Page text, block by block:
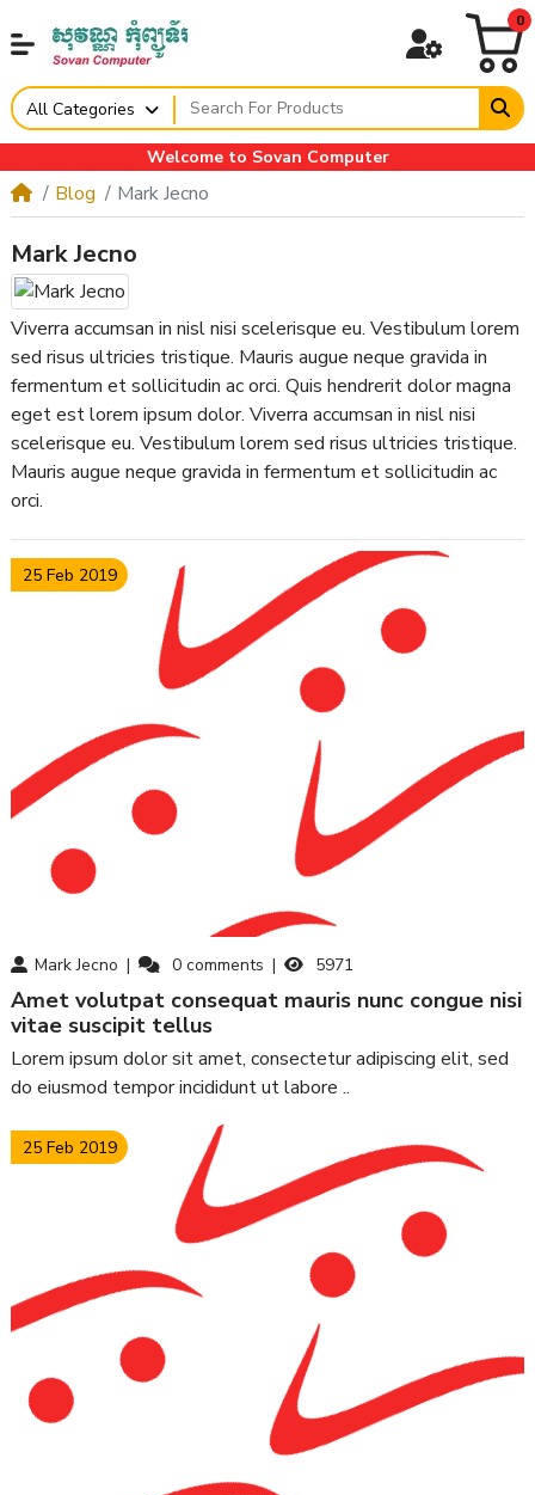
0
All Categories
Welcome to Sovan Computer
Blog Mark Jecno
Mark Jecno
Viverra accumsan in nisl nisi scelerisque eu. Vestibulum lorem
sed risus ultricies tristique. Mauris augue neque gravida in
fermentum et sollicitudin ac orci. Quis hendrerit dolor magna
eget est lorem ipsum dolor. Viverra accumsan in nisl nisi
scelerisque eu. Vestibulum lorem sed risus ultricies tristique.
Mauris augue neque gravida in fermentum et sollicitudin ac
orci.
Mark Jecno 0 comments 5971
25 Feb 2019
amet volutpat consequat mauris nunc congue nisi
vitae suscipit tellus
Lorem ipsum dolor sit amet, consectetur adipiscing elit, sed
do eiusmod tempor incididunt ut labore ..
25 Feb 2019